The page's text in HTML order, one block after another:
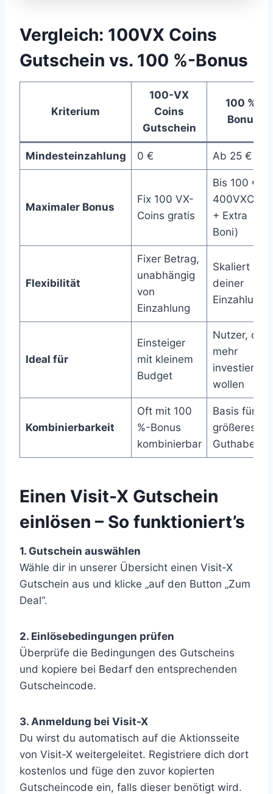
Vergleich: 100VX Coins
Gutschein vs. 100 %-Bonus
Kriterium
100-VX
Coins
Gutschein
100 %-
Bonus
Mindesteinzahlung 0 € Ab 25 €
Maximaler Bonus
Fix 100 VX-
Coins gratis
Bis 100 € (
+ Extra
Boni)
Flexibilität
Fixer Betrag,
unabhängig
von
Einzahlung
Skaliert mit
deiner
Einzahlung
Ideal für
Einsteiger
mit kleinem
Budget
Nutzer, die
mehr
investieren
wollen
Kombinierbarkeit
Oft mit 100
%-Bonus
kombinierbar
Basis für
größeres
Guthaben
Einen Visit-X Gutschein
einlösen – So funktioniert’s
1. Gutschein auswählen
Wähle dir in unserer Übersicht einen Visit-X
Gutschein aus und klicke „auf den Button „Zum
Deal“.
2. Einlösebedingungen prüfen
Überprüfe die Bedingungen des Gutscheins
und kopiere bei Bedarf den entsprechenden
Gutscheincode.
3. Anmeldung bei Visit-X
Du wirst du automatisch auf die Aktionsseite
von Visit-X weitergeleitet. Registriere dich dort
kostenlos und füge den zuvor kopierten
Gutscheincode ein, falls dieser benötigt wird.